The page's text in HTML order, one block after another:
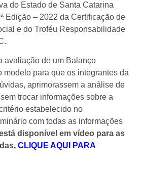
do Estado de Santa Catarina
Edição – 2022 da Certificação de
e do Troféu Responsabilidade
avaliação de um Balanço
modelo para que os integrantes da
aprimorassem a análise de
trocar informações sobre a
estabelecido no
com todas as informações
disponível em vídeo para as
, CLIQUE AQUI PARA